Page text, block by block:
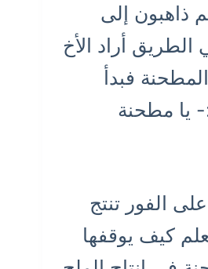
ذاهبون إلى
أراد الأخ
فبدأ
يا مطحنة
الفور تنتج
كيف يوقفها